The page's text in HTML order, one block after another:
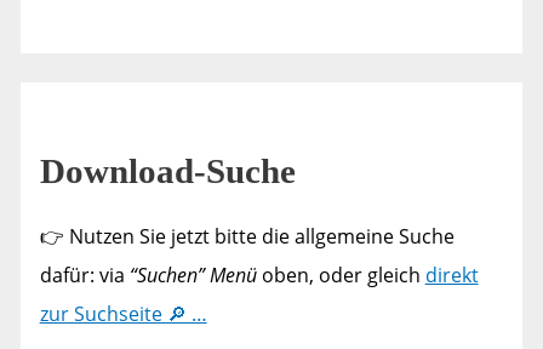
Download-Suche
👉 Nutzen Sie jetzt bitte die allgemeine Suche
dafür: via “Suchen” Menüoben, oder gleich direkt
zur Suchseite 🔎 …